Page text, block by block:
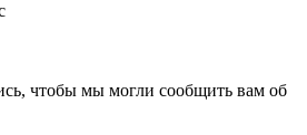
чтобы мы могли сообщить вам об